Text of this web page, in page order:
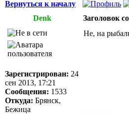
Вернуться к началу
Denk
Заголовок
Зарегистрирован: 24
сен 2013, 17:21
Сообщения: 1533
Откуда: Брянск,
Бежица
Не, на